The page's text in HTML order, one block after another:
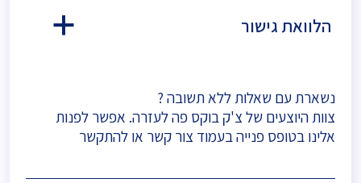
a
הלוואת גישור
נשארת עם שאלות ללא תשובה ?
צוות היוצעים של צ'ק בוקס פה לעזרה. אפשר לפנות
אלינו בטופס פנייה בעמוד צור קשר או להתקשר